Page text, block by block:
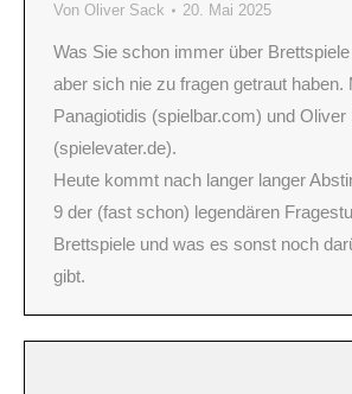
Von Oliver Sack 20. Mai 2025
Was Sie schon immer über
aber sich nie zu fragen getraut haben.
Panagiotidis (spielbar.com) und Oliver
(spielevater.de).
Heute kommt nach langer langer
9 der (fast schon) legendären
Brettspiele und was es sonst noch
gibt.